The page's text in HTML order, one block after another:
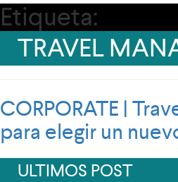
Etiqueta:
TRAVEL
CORPORATE |
para elegir un
ULTIMOS POST